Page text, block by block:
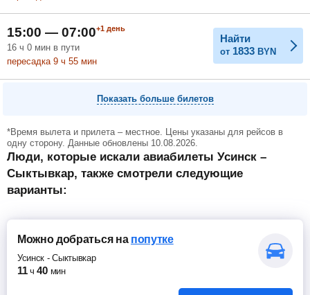
15:00 — 07:00+1 день
16 ч 0 мин в пути
пересадка 9 ч 55 мин
Найти
от 1833 BYN
Показать больше билетов
*Время вылета и прилета – местное. Цены указаны для рейсов в
одну сторону. Данные обновлены 10.08.2026.
Люди, которые искали авиабилеты Усинск –
Сыктывкар, также смотрели следующие
варианты:
Можно добратьсяна попутке
Усинск -Сыктывкар
11 ч 40 мин